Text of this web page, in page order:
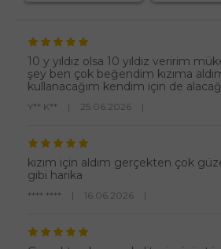
10 y yıldız olsa 10 yıldız veririm
şey ben çok beğendim kızıma
kullanacağım kendim için de
Y** K** | 25.06.2026 |
kızım için aldım gerçekten çok
gibi harika
**** **** | 16.06.2026 |